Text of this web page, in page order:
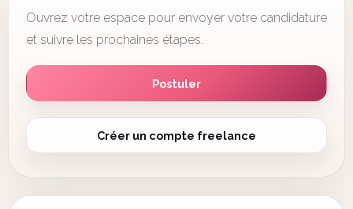
Ouvrez votre espace pour envoyer votre candidature
et suivre les prochaines étapes.
Postuler
Créer un compte freelance